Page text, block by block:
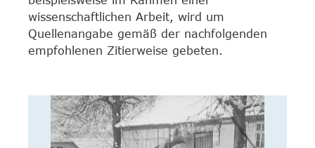
wissenschaftlichen Arbeit, wird um
Quellenangabe gemäß der nachfolgenden
empfohlenen Zitierweise gebeten.